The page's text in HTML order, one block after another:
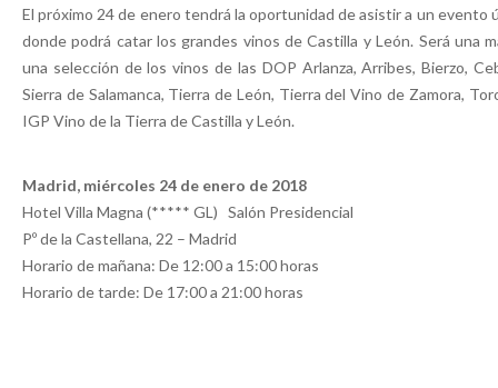
El próximo 24 de enero tendrá la oportunidad de asistir a un evento
donde podrá catar los grandes vinos de Castilla y León. Será una
una selección de los vinos de las DOP Arlanza, Arribes, Bierzo,
Sierra de Salamanca, Tierra de León, Tierra del Vino de Zamora,
IGP Vino de la Tierra de Castilla y León.
Madrid, miércoles 24 de enero de 2018
Hotel Villa Magna (***** GL) Salón Presidencial
Pº de la Castellana, 22 – Madrid
Horario de mañana: De 12:00 a 15:00 horas
Horario de tarde: De 17:00 a 21:00 horas